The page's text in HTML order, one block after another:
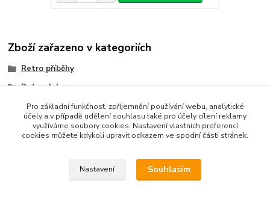
Zboží zařazeno v kategoriích
Retro příběhy
Retro dekorace
Upravit sběr cookies.
Pro základní funkčnost, zpříjemnění používání webu, analytické
účely a v případě udělení souhlasu také pro účely cílení reklamy
využíváme soubory cookies. Nastavení vlastních preferencí
cookies můžete kdykoli upravit odkazem ve spodní části stránek.
Nastavení Souhlasím